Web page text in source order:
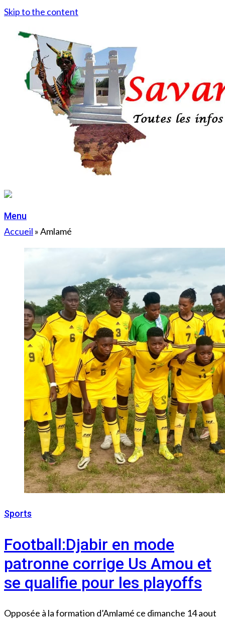
Skip to the content
Menu
Accueil »Amlamé
Sports
Football:Djabir en mode
patronne corrige Us Amou et
se qualifie pour les playoffs
Opposée à la formation d’Amlamé ce dimanche 14 aout